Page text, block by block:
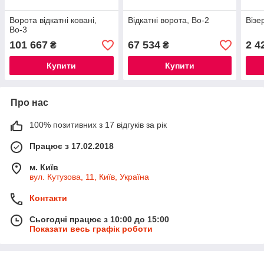
Ворота відкатні ковані,
Во-3
101 667 ₴
Купити
Відкатні ворота, Во-2
67 534₴
Купити
2
Про нас
100% позитивних з 17 відгуків за рік
Працює з 17.02.2018
м. Київ
вул. Кутузова, 11, Київ, Україна
Контакти
Сьогодні працює з 10:00 до 15:00
Показати весь графік роботи